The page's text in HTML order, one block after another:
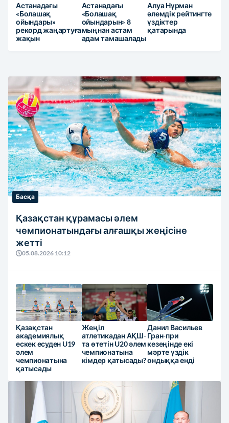
Астанадағы
«Болашақ
ойындары»
рекорд жаңартуға
жақын
Астанадағы
«Болашақ
ойындарын» 8
мыңнан астам
адам тамашалады
Алуа Нұрман
әлемдік рейтингте
үздіктер
қатарында
Басқа
Қазақстан құрамасы әлем
чемпионатындағы алғашқы жеңісіне
жетті
05.08.2026 10:12
Қазақстан
академиялық
ескек есуден U19
әлем
чемпионатына
қатысады
Жеңіл
атлетикадан АҚШ-
та өтетін U20 әлем
чемпионатына
кімдер қатысады?
Данил Васильев
Гран-при
кезеңінде екі
мәрте үздік
ондыққа енді